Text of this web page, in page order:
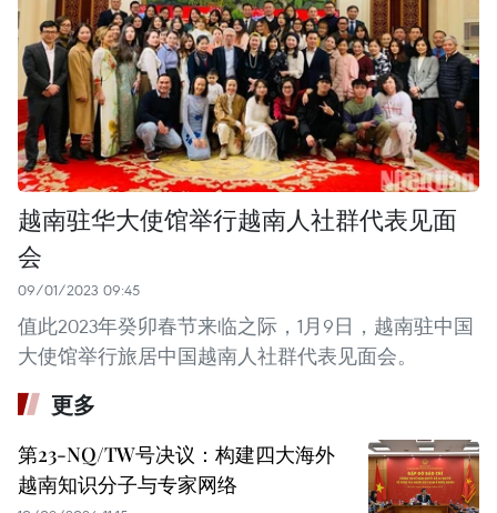
越南驻华大使馆举行越南人社群代表见面
会
09/01/2023 09:45
值此2023年癸卯春节来临之际，1月9日，越南驻中国
大使馆举行旅居中国越南人社群代表见面会。
更多
第23-NQ/TW号决议：构建四大海外
越南知识分子与专家网络